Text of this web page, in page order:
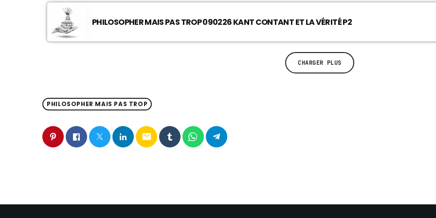
PHILOSOPHER MAIS PAS TROP 090226 KANT CONTANT ET LA VÉRITÉ P2
CHARGER PLUS
PHILOSOPHER MAIS PAS TROP
email